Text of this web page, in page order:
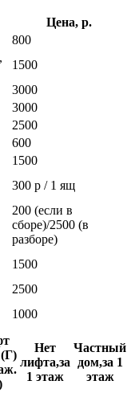
Цена, р.
800
1500
3000
3000
2500
600
1500
300 р / 1 ящ
200 (если в
сборе)/2500 (в
разборе)
1500
2500
1000
(Г)
Нет
лифта,за
1 этаж
Частный
дом,за 1
этаж